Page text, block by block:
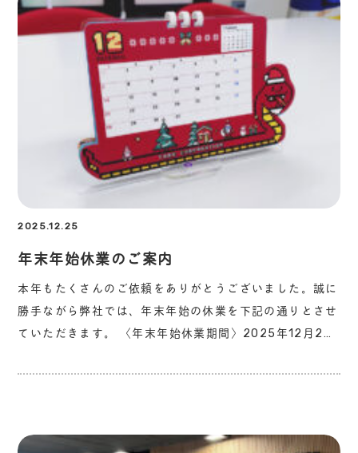
2025.12.25
年末年始休業のご案内
本年もたくさんのご依頼をありがとうございました。誠に
勝手ながら弊社では、年末年始の休業を下記の通りとさせ
ていただきます。 〈年末年始休業期間〉2025年12月2…